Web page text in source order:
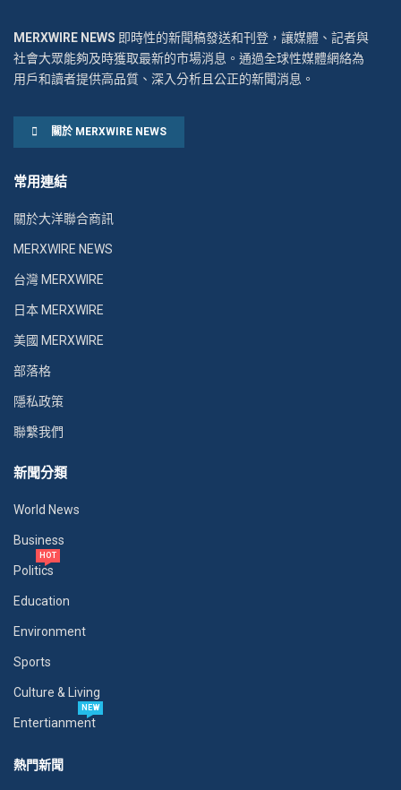
MERXWIRE NEWS 即時性的新聞稿發送和刊登，讓媒體、記者與
社會大眾能夠及時獲取最新的市場消息。通過全球性媒體網絡為
用戶和讀者提供高品質、深入分析且公正的新聞消息。
關於 MERXWIRE NEWS
常用連結
關於大洋聯合商訊
MERXWIRE NEWS
台灣 MERXWIRE
日本 MERXWIRE
美國 MERXWIRE
部落格
隱私政策
聯繫我們
新聞分類
World News
Business
Politics
HOT
Education
Environment
Sports
Culture & Living
Entertianment
NEW
熱門新聞